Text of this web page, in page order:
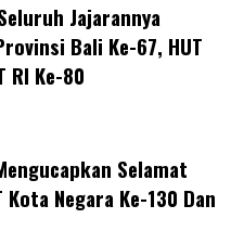
Jajarannya
Bali Ke-67, HUT
RI Ke-80
Selamat
Negara Ke-130 Dan